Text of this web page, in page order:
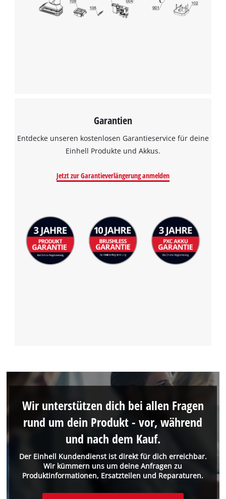
Garantien
Entdecke unseren kostenlosen Garantieservice für deine
Einhell Produkte und Akkus.
Jetzt zur Garantieverlängerung anmelden
Der Einhell Kundendienst ist direkt für dich erreichbar.
Wir kümmern uns um deine Anfragen zu
Produktinformationen, Ersatzteilen und Reparaturen.
Wir unterstützen dich bei allen Fragen
rund um dein Produkt - vor, während
und nach dem Kauf.